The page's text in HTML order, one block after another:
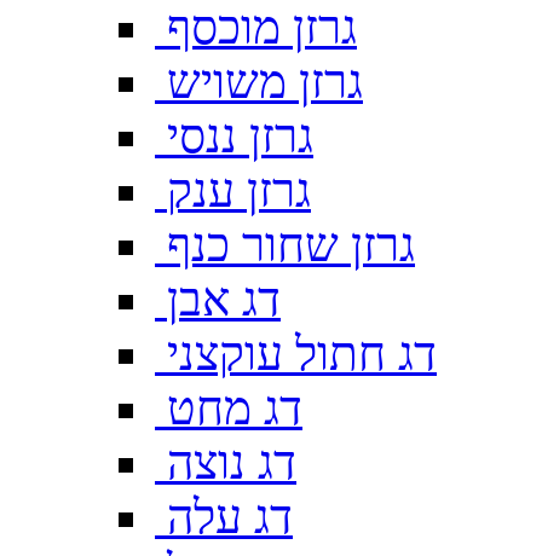
גרזן מוכסף
גרזן משויש
גרזן ננסי
גרזן ענק
גרזן שחור כנף
דג אבן
דג חתול עוקצני
דג מחט
דג נוצה
דג עלה